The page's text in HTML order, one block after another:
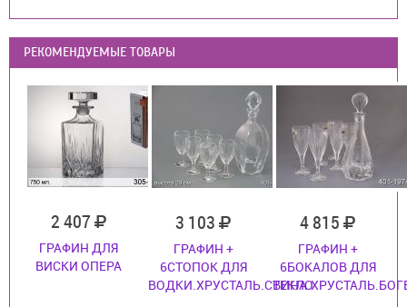
РЕКОМЕНДУЕМЫЕ ТОВАРЫ
2 407
ГРАФИН ДЛЯ
ВИСКИ ОПЕРА
3 103
ГРАФИН +
6СТОПОК ДЛЯ
ВОДКИ.ХРУСТАЛЬ.СТЕКЛО
4 815
ГРАФИН +
6БОКАЛОВ ДЛЯ